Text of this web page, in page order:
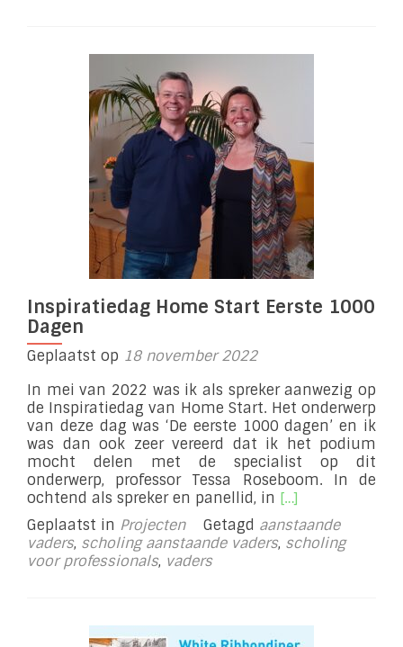
Inspiratiedag Home Start Eerste 1000
Dagen
Geplaatst op 18 november 2022
In mei van 2022 was ik als spreker aanwezig op
de Inspiratiedag van Home Start. Het onderwerp
van deze dag was ‘De eerste 1000 dagen’ en ik
was dan ook zeer vereerd dat ik het podium
mocht delen met de specialist op dit
onderwerp, professor Tessa Roseboom. In de
ochtend als spreker en panellid, in Lees
Home
Dagen
[…]
Geplaatst in Projecten Getagd aanstaande
vaders, scholing aanstaande vaders, scholing
voor professionals, vaders